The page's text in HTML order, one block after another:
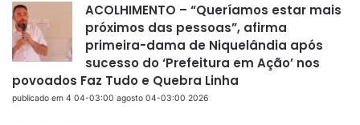
ACOLHIMENTO – “Queríamos estar mais
próximos das pessoas”, afirma
primeira-dama de Niquelândia após
sucesso do ‘Prefeitura em Ação’ nos
povoados Faz Tudo e Quebra Linha
publicado em 4 04-03:00 agosto 04-03:00 2026